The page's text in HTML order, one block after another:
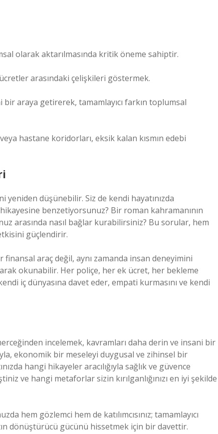
olarak aktarılmasında kritik öneme sahiptir.
arasındaki çelişkileri göstermek.
araya getirerek, tamamlayıcı farkın toplumsal
hastane koridorları, eksik kalan kısmın edebi
yeniden düşünebilir. Siz de kendi hayatınızda
benzetiyorsunuz? Bir roman kahramanının
arasında nasıl bağlar kurabilirsiniz? Bu sorular, hem
güçlendirir.
finansal araç değil, aynı zamanda insan deneyimini
okunabilir. Her poliçe, her ek ücret, her bekleme
iç dünyasına davet eder, empati kurmasını ve kendi
incelemek, kavramları daha derin ve insani bir
ekonomik bir meseleyi duygusal ve zihinsel bir
hangi hikayeler aracılığıyla sağlık ve güvence
ve hangi metaforlar sizin kırılganlığınızı en iyi şekilde
hem gözlemci hem de katılımcısınız; tamamlayıcı
dönüştürücü gücünü hissetmek için bir davettir.